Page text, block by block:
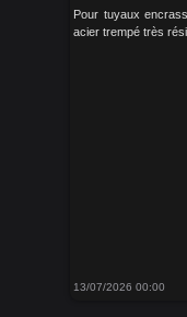
Pour tuyaux
acier trempé très
13/07/2026 00:00